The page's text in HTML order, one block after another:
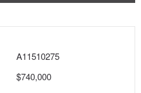
A11510275
$740,000